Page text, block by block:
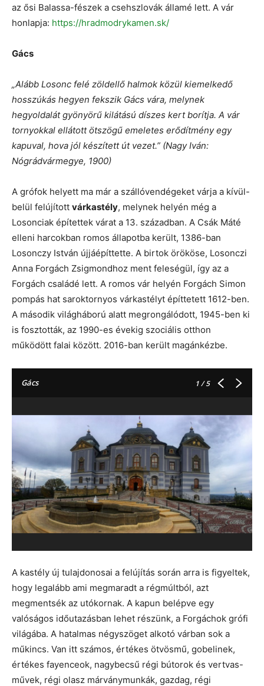
az ősi Balassa-fészek a csehszlovák államé lett. A vár
honlapja: https://hradmodrykamen.sk/
Gács
„Alább Losonc felé zöldellő halmok közül kiemelkedő
hosszúkás hegyen fekszik Gács vára, melynek
hegyoldalát gyönyörű kilátású díszes kert borítja. A vár
tornyokkal ellátott ötszögű emeletes erődítmény egy
kapuval, hova jól készített út vezet.” (Nagy Iván:
Nógrádvármegye, 1900)
A grófok helyett ma már a szállóvendégeket várja a kívül-
belül felújított várkastély, melynek helyén még a
Losonciak építettek várat a 13. században. A Csák Máté
elleni harcokban romos állapotba került, 1386-ban
Losonczy István újjáépíttette. A birtok örököse, Losonczi
Anna Forgách Zsigmondhoz ment feleségül, így az a
Forgách családé lett. A romos vár helyén Forgách Simon
pompás hat saroktornyos várkastélyt építtetett 1612-ben.
A második világháború alatt megrongálódott, 1945-ben ki
is fosztották, az 1990-es évekig szociális otthon
működött falai között. 2016-ban került magánkézbe.
Gács 1/ 5
A kastély új tulajdonosai a felújítás során arra is figyeltek,
hogy legalább ami megmaradt a régmúltból, azt
megmentsék az utókornak. A kapun belépve egy
valóságos időutazásban lehet részünk, a Forgáchok grófi
világába. A hatalmas négyszöget alkotó várban sok a
műkincs. Van itt számos, értékes ötvösmű, gobelinek,
értékes fayenceok, nagybecsű régi bútorok és vertvas-
művek, régi olasz márványmunkák, gazdag, régi